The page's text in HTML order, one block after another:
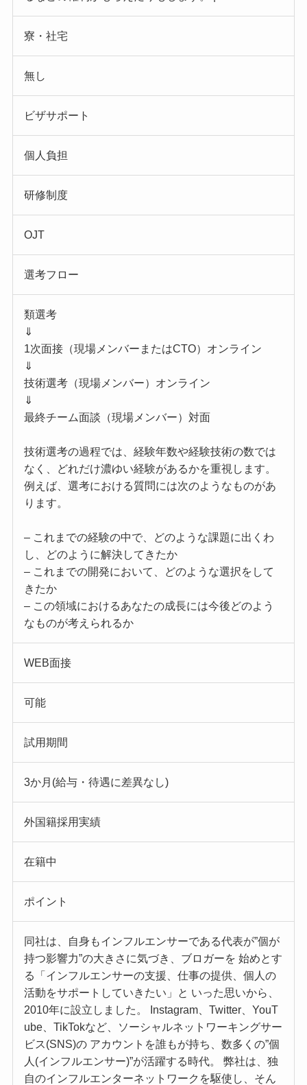
寮・社宅
無し
ビザサポート
個人負担
研修制度
OJT
選考フロー
類選考
⇓
1次面接（現場メンバーまたはCTO）オンライン
⇓
技術選考（現場メンバー）オンライン
⇓
最終チーム面談（現場メンバー）対面
技術選考の過程では、経験年数や経験技術の数では
なく、どれだけ濃ゆい経験があるかを重視します。
例えば、選考における質問には次のようなものがあ
ります。
– これまでの経験の中で、どのような課題に出くわ
し、どのように解決してきたか
– これまでの開発において、どのような選択をして
きたか
– この領域におけるあなたの成長には今後どのよう
なものが考えられるか
WEB面接
可能
試用期間
3か月(給与・待遇に差異なし)
外国籍採用実績
在籍中
ポイント
同社は、自身もインフルエンサーである代表が”個が
持つ影響力”の大きさに気づき、ブロガーを 始めとす
る「インフルエンサーの支援、仕事の提供、個人の
活動をサポートしていきたい」と いった思いから、
2010年に設立しました。 Instagram、Twitter、YouT
ube、TikTokなど、ソーシャルネットワーキングサー
ビス(SNS)の アカウントを誰もが持ち、数多くの”個
人(インフルエンサー)”が活躍する時代。 弊社は、独
自のインフルエンターネットワークを駆使し、そん